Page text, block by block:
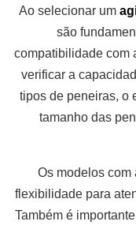
Ao selecionar um
são
compatibilidade com
verificar a
tipos de peneiras, o
tamanho das
Os modelos com
flexibilidade para
Também é